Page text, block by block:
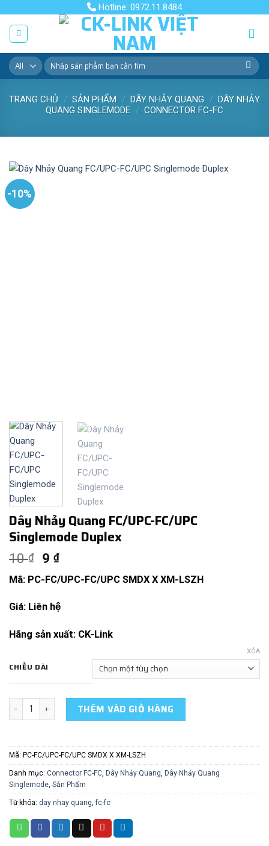
content
Hotline: 0972.11.8484
Tìm
kiếm:
TRANG CHỦ / SẢN PHẨM / DÂY NHẢY QUANG / DÂY NHẢY
QUANG SINGLEMODE / CONNECTOR FC-FC
-10%
Dây Nhảy Quang FC/UPC-FC/UPC
Singlemode Duplex
10₫ 9 ₫
Mã: PC-FC/UPC-FC/UPC SMDX X XM-LSZH
Giá: Liên hệ
Hãng sản xuất: CK-Link
CHIỀU DÀI
XÓA
Dây Nhảy Quang FC/UPC-FC/UPC Singlemode Duplex số lượng
THÊM VÀO GIỎ HÀNG
Mã: PC-FC/UPC-FC/UPC SMDX X XM-LSZH
Danh mục: Connector FC-FC Dây Nhảy Quang Dây Nhảy Quang
Singlemode Sản Phẩm
Từ khóa: day nhay quang ,fc-fc